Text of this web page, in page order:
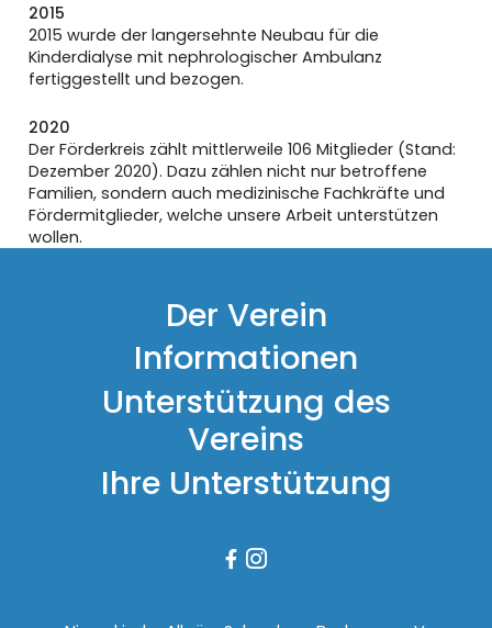
2015
2015 wurde der langersehnte Neubau für die
Kinderdialyse mit nephrologischer Ambulanz
fertiggestellt und bezogen.
2020
Der Förderkreis zählt mittlerweile 106 Mitglieder (Stand:
Dezember 2020). Dazu zählen nicht nur betroffene
Familien, sondern auch medizinische Fachkräfte und
Fördermitglieder, welche unsere Arbeit unterstützen
wollen.
Der Verein
Informationen
Unterstützung des
Vereins
Ihre Unterstützung
 